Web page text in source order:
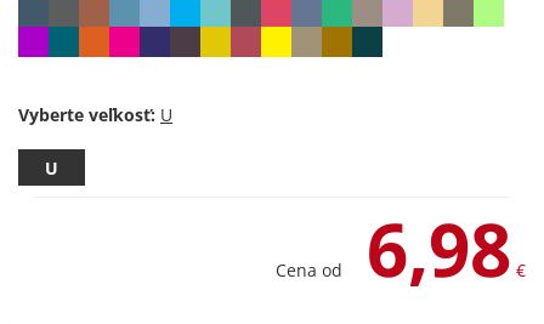
Vyberte veľkosť:
U
Cena od 6,98 €